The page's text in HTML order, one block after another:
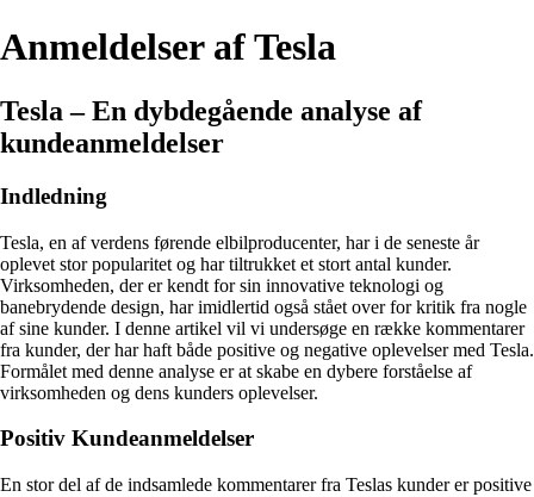
Anmeldelser af Tesla
Tesla – En dybdegående analyse af
kundeanmeldelser
Indledning
Tesla, en af verdens førende elbilproducenter, har i de seneste år
oplevet stor popularitet og har tiltrukket et stort antal kunder.
Virksomheden, der er kendt for sin innovative teknologi og
banebrydende design, har imidlertid også stået over for kritik fra nogle
af sine kunder. I denne artikel vil vi undersøge en række kommentarer
fra kunder, der har haft både positive og negative oplevelser med Tesla.
Formålet med denne analyse er at skabe en dybere forståelse af
virksomheden og dens kunders oplevelser.
Positiv Kundeanmeldelser
En stor del af de indsamlede kommentarer fra Teslas kunder er positive